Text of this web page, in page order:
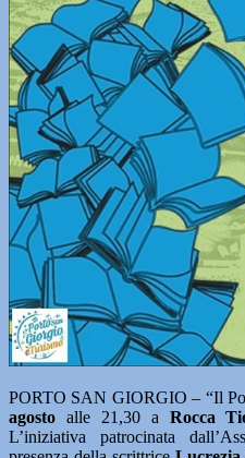
PORTO SAN GIORGIO – “Il
agosto alle 21,30 a Rocca
L’iniziativa patrocinata